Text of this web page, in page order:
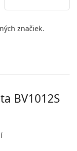
značiek.
BV1012S